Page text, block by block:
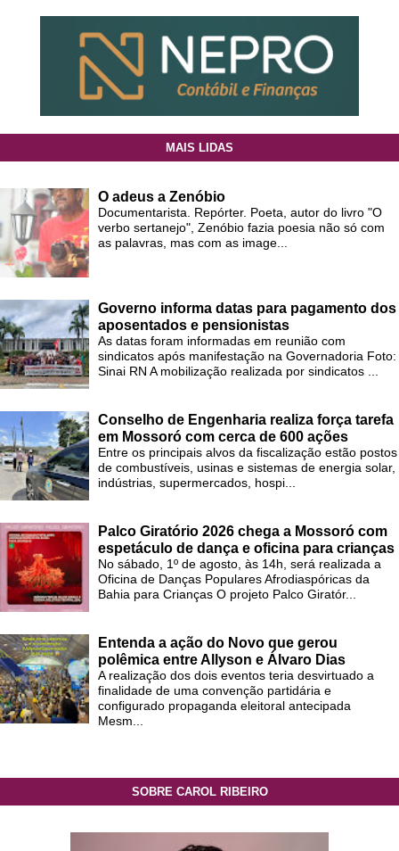
MAIS LIDAS
O adeus a Zenóbio
Documentarista. Repórter. Poeta, autor do livro "O
verbo sertanejo", Zenóbio fazia poesia não só com
as palavras, mas com as image...
Governo informa datas para pagamento dos
aposentados e pensionistas
As datas foram informadas em reunião com
sindicatos após manifestação na Governadoria Foto:
Sinai RN A mobilização realizada por sindicatos ...
Conselho de Engenharia realiza força tarefa
em Mossoró com cerca de 600 ações
Entre os principais alvos da fiscalização estão postos
de combustíveis, usinas e sistemas de energia solar,
indústrias, supermercados, hospi...
Palco Giratório 2026 chega a Mossoró com
espetáculo de dança e oficina para crianças
No sábado, 1º de agosto, às 14h, será realizada a
Oficina de Danças Populares Afrodiaspóricas da
Bahia para Crianças O projeto Palco Giratór...
Entenda a ação do Novo que gerou
polêmica entre Allyson e Álvaro Dias
A realização dos dois eventos teria desvirtuado a
finalidade de uma convenção partidária e
configurado propaganda eleitoral antecipada
Mesm...
SOBRE CAROL RIBEIRO